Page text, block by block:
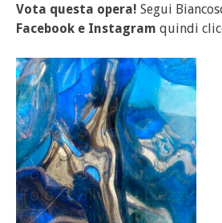
Vota questa opera! Segui
Facebook e Instagram quindi